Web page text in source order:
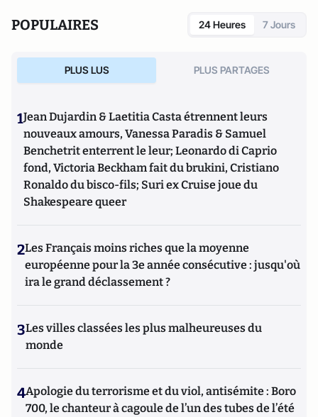
POPULAIRES 24 Heures 7 Jours
PLUS LUS PLUS PARTAGES
1Jean Dujardin & Laetitia Casta étrennent leurs
nouveaux amours, Vanessa Paradis & Samuel
Benchetrit enterrent le leur; Leonardo di Caprio
fond, Victoria Beckham fait du brukini, Cristiano
Ronaldo du bisco-fils; Suri ex Cruise joue du
Shakespeare queer
2Les Français moins riches que la moyenne
européenne pour la 3e année consécutive : jusqu'où
ira le grand déclassement ?
3Les villes classées les plus malheureuses du
monde
4Apologie du terrorisme et du viol, antisémite : Boro
700, le chanteur à cagoule de l’un des tubes de l’été